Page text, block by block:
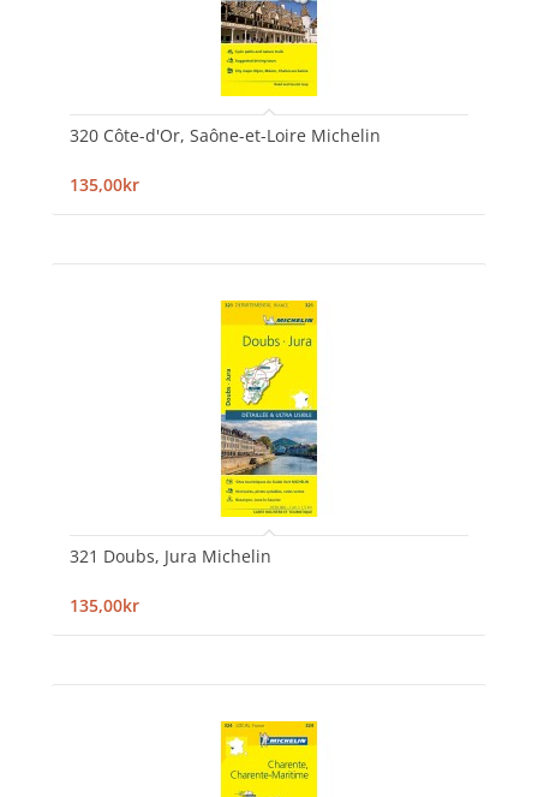
320 Côte-d'Or, Saône-et-Loire Michelin
135,00kr
321 Doubs, Jura Michelin
135,00kr